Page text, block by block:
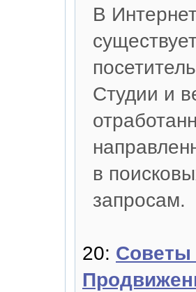
В
Студии и
в
запросам.
20: Советы